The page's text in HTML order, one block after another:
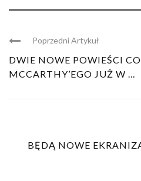
Poprzedni Artykuł
DWIE NOWE POWIEŚCI
MCCARTHY’EGO JUŻ W ...
BĘDĄ NOWE